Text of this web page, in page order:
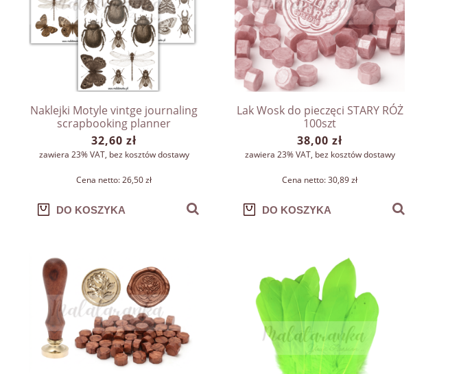
Naklejki Motyle vintge journaling
scrapbooking planner
32,60 zł
zawiera 23% VAT, bez kosztów dostawy
Cena netto:26,50 zł
DO KOSZYKA
Lak Wosk do pieczęci STARY RÓŻ
100szt
38,00 zł
zawiera 23% VAT, bez kosztów dostawy
Cena netto:30,89 zł
DO KOSZYKA